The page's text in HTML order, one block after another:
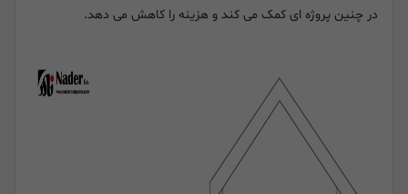
در چنین پروژه ای کمک می کند و هزینه را کاهش می دهد.